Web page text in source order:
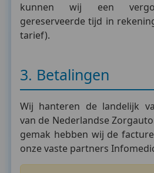
kunnen wij een
gereserveerde tijd in
tarief).
3. Betalingen
Wij hanteren de landelijk
van de Nederlandse
gemak hebben wij de
onze vaste partners